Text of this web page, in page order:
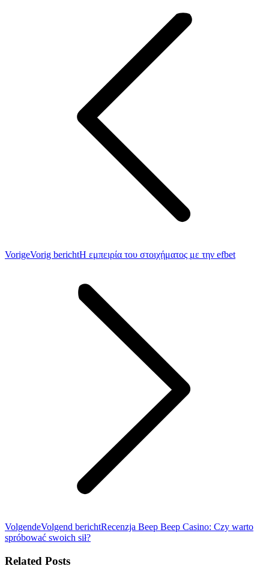
VorigeVorig berichtΗ εμπειρία του στοιχήματος με την efbet
VolgendeVolgend berichtRecenzja Beep Beep Casino: Czy warto
spróbować swoich sił?
Related Posts